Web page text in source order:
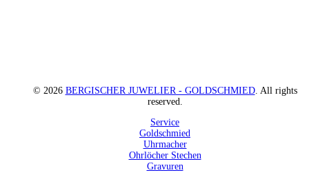
© 2026 BERGISCHER JUWELIER - GOLDSCHMIED. All rights
reserved.
Service
Goldschmied
Uhrmacher
Ohrlöcher Stechen
Gravuren